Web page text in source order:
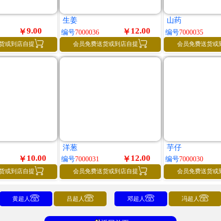
￥9.00
或到店自提 
生姜
编号7000036 ￥ 12.00
会员免费送货或到店自提 
山药
编号7000035
会员免费送货或
￥ 10.00
或到店自提 
洋葱
编号7000031 ￥ 12.00
会员免费送货或到店自提 
芋仔
编号7000030
会员免费送货或
黄超人 吕超人 邓超人 冯超人